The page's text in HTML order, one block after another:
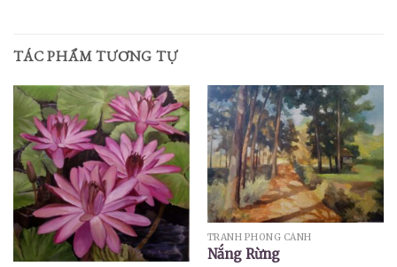
TÁC PHẨM TƯƠNG TỰ
TRANH PHONG CẢNH
Nắng Rừng